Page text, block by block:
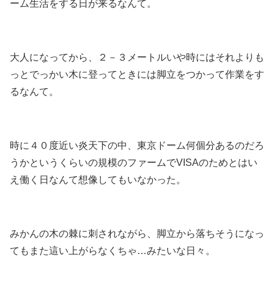
ーム生活をする日が来るなんて。
大人になってから、２－３メートルいや時にはそれよりも
っとでっかい木に登ってときには脚立をつかって作業をす
るなんて。
時に４０度近い炎天下の中、東京ドーム何個分あるのだろ
うかというくらいの規模のファームでVISAのためとはい
え働く日なんて想像してもいなかった。
みかんの木の棘に刺されながら、脚立から落ちそうになっ
てもまた這い上がらなくちゃ…みたいな日々。